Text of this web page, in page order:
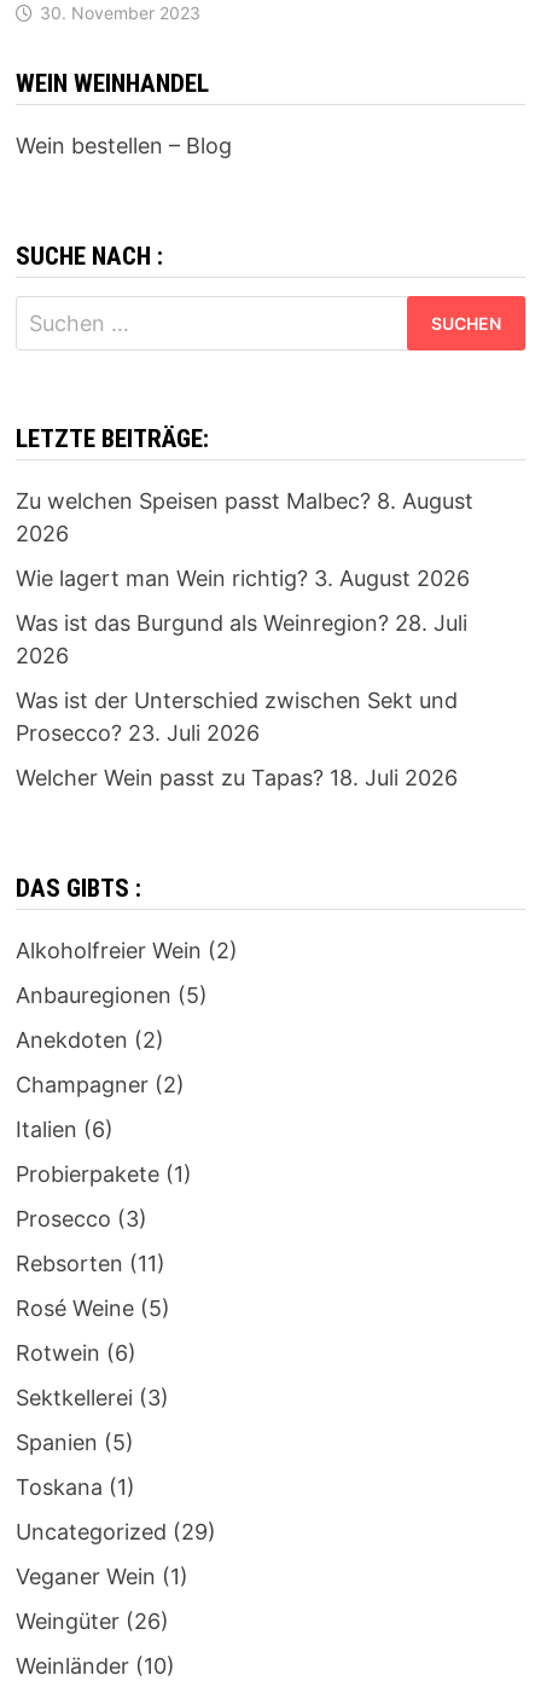
30. November 2023
WEIN WEINHANDEL
Wein bestellen – Blog
SUCHE NACH :
Suchen
nach:
LETZTE BEITRÄGE:
Zu welchen Speisen passt Malbec? 8. August
2026
Wie lagert man Wein richtig? 3. August 2026
Was ist das Burgund als Weinregion? 28. Juli
2026
Was ist der Unterschied zwischen Sekt und
Prosecco? 23. Juli 2026
Welcher Wein passt zu Tapas? 18. Juli 2026
DAS GIBTS :
Alkoholfreier Wein (2)
Anbauregionen (5)
Anekdoten (2)
Champagner(2)
Italien (6)
Probierpakete(1)
Prosecco (3)
Rebsorten (11)
Rosé Weine(5)
Rotwein (6)
Sektkellerei (3)
Spanien (5)
Toskana (1)
Uncategorized (29)
Veganer Wein (1)
Weingüter(26)
Weinländer(10)